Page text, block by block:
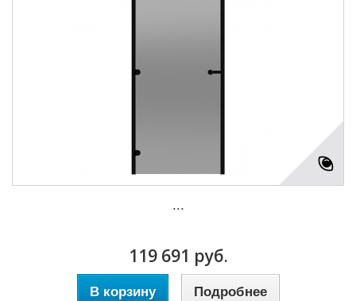
...
119 691 руб.
В корзину Подробнее